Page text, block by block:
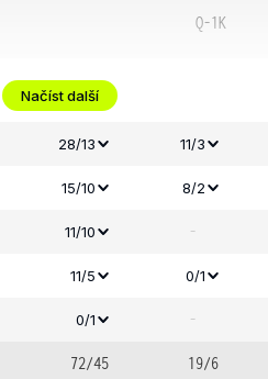
Q-1K
Načíst další
28/13 11/3
15/10 8/2
11/10 -
11/5 0/1
0/1 -
72/45 19/6